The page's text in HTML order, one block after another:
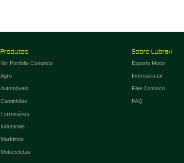
Produtos
Ver Portfólio Completo
Agro
Automóveis
Caminhões
Ferroviários
Industriais
Marítimos
Motocicletas
Sobre Lubrax
Esporte Motor
Internacional
Fale Conosco
FAQ